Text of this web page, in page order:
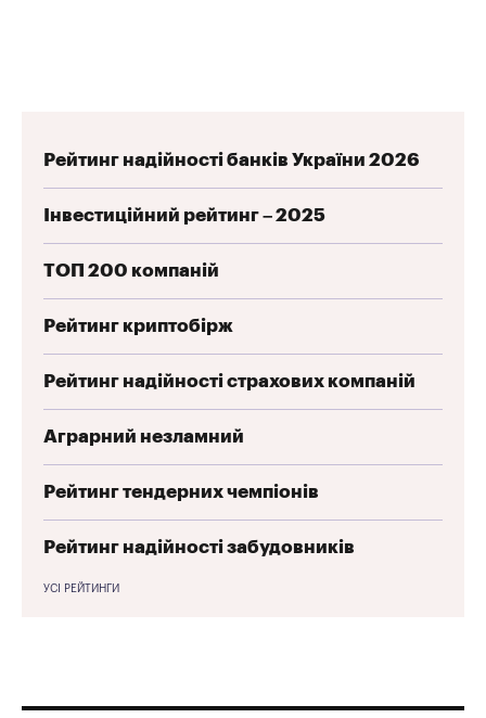
Рейтинг надійності банків України 2026
Інвестиційний рейтинг – 2025
ТОП 200 компаній
Рейтинг криптобірж
Рейтинг надійності страхових компаній
Аграрний незламний
Рейтинг тендерних чемпіонів
Рейтинг надійності забудовників
УСІ РЕЙТИНГИ